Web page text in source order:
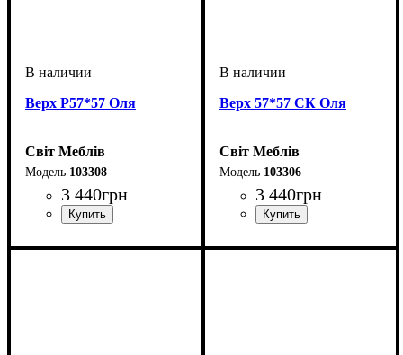
Верх Р57*57 Оля
Світ Меблів
103308
3 440грн
Верх 57*57 СК Оля
Світ Меблів
103306
3 440грн